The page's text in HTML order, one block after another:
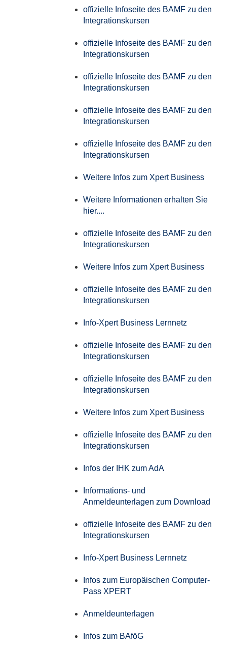
offizielle Infoseite des BAMF zu den
Integrationskursen
offizielle Infoseite des BAMF zu den
Integrationskursen
offizielle Infoseite des BAMF zu den
Integrationskursen
offizielle Infoseite des BAMF zu den
Integrationskursen
offizielle Infoseite des BAMF zu den
Integrationskursen
Weitere Infos zum Xpert Business
Weitere Informationen erhalten Sie
hier....
offizielle Infoseite des BAMF zu den
Integrationskursen
Weitere Infos zum Xpert Business
offizielle Infoseite des BAMF zu den
Integrationskursen
Info-Xpert Business Lernnetz
offizielle Infoseite des BAMF zu den
Integrationskursen
offizielle Infoseite des BAMF zu den
Integrationskursen
Weitere Infos zum Xpert Business
offizielle Infoseite des BAMF zu den
Integrationskursen
Infos der IHK zum AdA
Informations- und
Anmeldeunterlagen zum Download
offizielle Infoseite des BAMF zu den
Integrationskursen
Info-Xpert Business Lernnetz
Infos zum Europäischen Computer-
Pass XPERT
Anmeldeunterlagen
Infos zum BAföG